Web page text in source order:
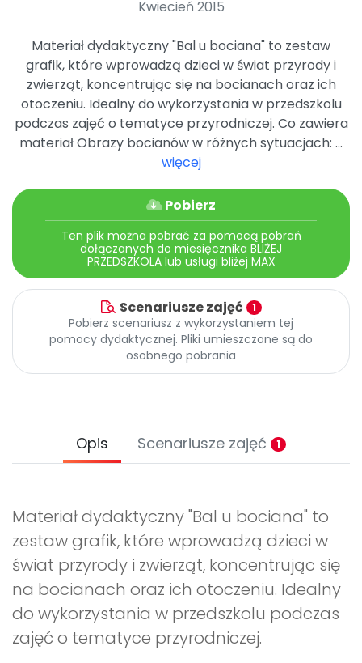
Kwiecień 2015
Materiał dydaktyczny "Bal u bociana" to zestaw
grafik, które wprowadzą dzieci w świat przyrody i
zwierząt, koncentrując się na bocianach oraz ich
otoczeniu. Idealny do wykorzystania w przedszkolu
podczas zajęć o tematyce przyrodniczej. Co zawiera
materiał Obrazy bocianów w różnych sytuacjach: ...
więcej
Pobierz
Ten plik można pobrać za pomocą pobrań
dołączanych do miesięcznika BLIŻEJ
PRZEDSZKOLA lub usługi bliżej MAX
Scenariusze zajęć 1
Pobierz scenariusz z wykorzystaniem tej
pomocy dydaktycznej. Pliki umieszczone są do
osobnego pobrania
Opis Scenariusze zajęć 1
Materiał dydaktyczny "Bal u bociana" to
zestaw grafik, które wprowadzą dzieci w
świat przyrody i zwierząt, koncentrując się
na bocianach oraz ich otoczeniu. Idealny
do wykorzystania w przedszkolu podczas
zajęć o tematyce przyrodniczej.